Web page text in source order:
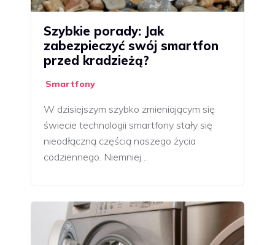
Szybkie porady: Jak
zabezpieczyć swój smartfon
przed kradzieżą?
Smartfony
W dzisiejszym szybko zmieniającym się
świecie technologii smartfony stały się
nieodłączną częścią naszego życia
codziennego. Niemniej…